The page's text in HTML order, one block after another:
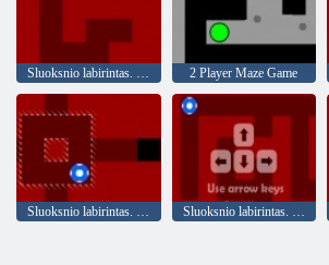
2 Player Maze Game
Sluoksnio labirintas. 3 dalis: Cheat laiką Sluoksnio labirintas. 2 dalis uždaryta būdai